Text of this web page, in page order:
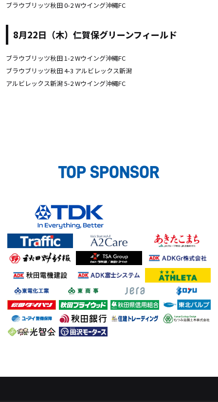
ブラウブリッツ秋田 0-2 Wウイング沖縄FC
8月22日（木）仁賀保グリーンフィールド
ブラウブリッツ秋田 1-2 Wウイング沖縄FC
ブラウブリッツ秋田 4-3 アルビレックス新潟
アルビレックス新潟 5-2 Wウイング沖縄FC
TOP SPONSOR